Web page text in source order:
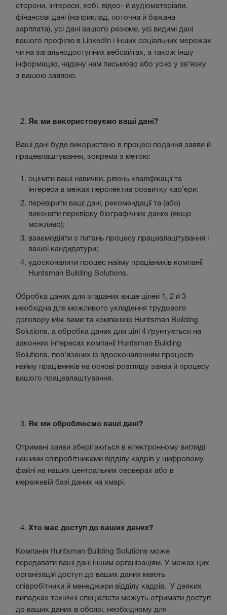
сторони, інтереси, хобі, відео- й аудіоматеріали,
фінансові дані (наприклад, поточна й бажана
зарплата), усі дані вашого резюме, усі видимі дані
вашого профілю в LinkedIn і інших соціальних мережах
чи на загальнодоступних вебсайтах, а також іншу
інформацію, надану нам письмово або усно у зв’язку
з вашою заявою.
Як ми використовуємо ваші дані?
Ваші дані буде використано в процесі подання заяви й
працевлаштування, зокрема з метою:
оцінити ваші навички, рівень кваліфікації та
інтереси в межах перспектив розвитку кар’єри;
перевірити ваші дані, рекомендації та (або)
виконати перевірку біографічних даних (якщо
можливо);
взаємодіяти з питань процесу працевлаштування і
вашої кандидатури;
удосконалити процес найму працівників компанії
Huntsman Building Solutions.
Обробка даних для згаданих вище цілей 1, 2 й 3
необхідна для можливого укладення трудового
договору між вами та компанією Huntsman Building
Solutions, а обробка даних для цілі 4 ґрунтується на
законних інтересах компанії Huntsman Building
Solutions, пов’язаних із вдосконаленням процесів
найму працівників на основі розгляду заяви й процесу
вашого працевлаштування.
Як ми оброблюємо ваші дані?
Отримані заяви зберігаються в електронному вигляді
нашими співробітниками відділу кадрів у цифровому
файлі на наших центральних серверах або в
мережевій базі даних на хмарі.
Хто має доступ до ваших даних?
Компанія Huntsman Building Solutions може
передавати ваші дані іншим організаціям. У межах цих
організацій доступ до ваших даних мають
співробітники й менеджери відділу кадрів. У деяких
випадках технічні спеціалісти можуть отримати доступ
до ваших даних в обсязі, необхідному для